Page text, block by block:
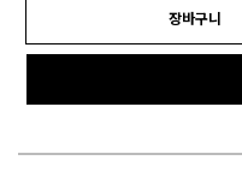
장바구니